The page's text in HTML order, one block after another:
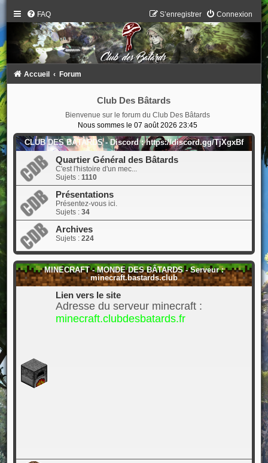
FAQ Connexion
S’enregistrer
Accueil Forum
Club Des Bâtards
Bienvenue sur le forum du Club Des Bâtards
Nous sommes le 07 août 2026 23:45
CLUB DES BÂTARDS - Discord : https://discord.gg/TjXgxBf
Quartier Général des Bâtards
C'est l'histoire d'un mec...
Sujets : 1110
Présentations
Présentez-vous ici.
Sujets : 34
Archives
Sujets : 224
MINECRAFT - MONDE DES BÂTARDS - Serveur :
minecraft.bastards.club
Lien vers le site
Adresse du serveur minecraft :
minecraft.clubdesbatards.fr